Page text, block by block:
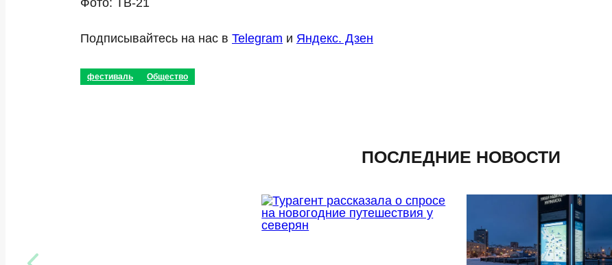
Фото: ТВ-21
Подписывайтесь на нас в Telegram и Яндекс. Дзен
фестиваль Общество
ПОСЛЕДНИЕ НОВОСТИ